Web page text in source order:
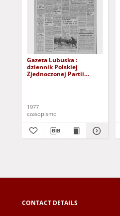
Gazeta Lubuska :
dziennik Polskiej
Zjednoczonej Partii
1977
czasopismo
CONTACT DETAILS